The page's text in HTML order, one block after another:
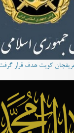
کویت هدف قرار